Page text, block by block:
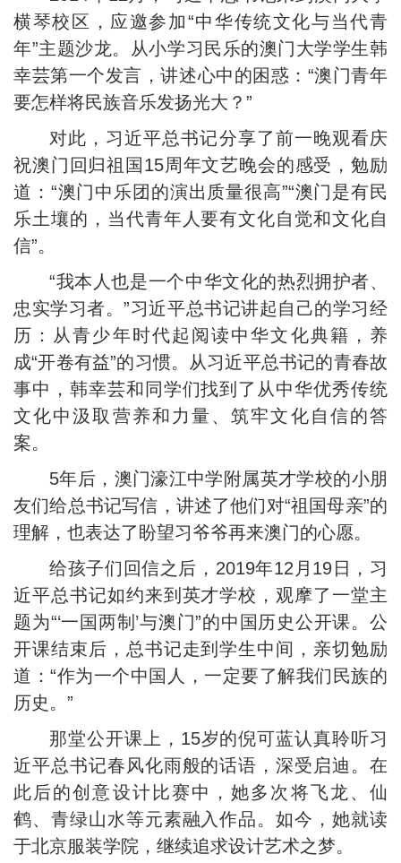
横琴校区，应邀参加“中华传统文化与当代青
年”主题沙龙。从小学习民乐的澳门大学学生韩
幸芸第一个发言，讲述心中的困惑：“澳门青年
要怎样将民族音乐发扬光大？”
对此，习近平总书记分享了前一晚观看庆
祝澳门回归祖国15周年文艺晚会的感受，勉励
道：“澳门中乐团的演出质量很高”“澳门是有民
乐土壤的，当代青年人要有文化自觉和文化自
信”。
“我本人也是一个中华文化的热烈拥护者、
忠实学习者。”习近平总书记讲起自己的学习经
历：从青少年时代起阅读中华文化典籍，养
成“开卷有益”的习惯。从习近平总书记的青春故
事中，韩幸芸和同学们找到了从中华优秀传统
文化中汲取营养和力量、筑牢文化自信的答
案。
5年后，澳门濠江中学附属英才学校的小朋
友们给总书记写信，讲述了他们对“祖国母亲”的
理解，也表达了盼望习爷爷再来澳门的心愿。
给孩子们回信之后，2019年12月19日，习
近平总书记如约来到英才学校，观摩了一堂主
题为“‘一国两制’与澳门”的中国历史公开课。公
开课结束后，总书记走到学生中间，亲切勉励
道：“作为一个中国人，一定要了解我们民族的
历史。”
那堂公开课上，15岁的倪可蓝认真聆听习
近平总书记春风化雨般的话语，深受启迪。在
此后的创意设计比赛中，她多次将飞龙、仙
鹤、青绿山水等元素融入作品。如今，她就读
于北京服装学院，继续追求设计艺术之梦。